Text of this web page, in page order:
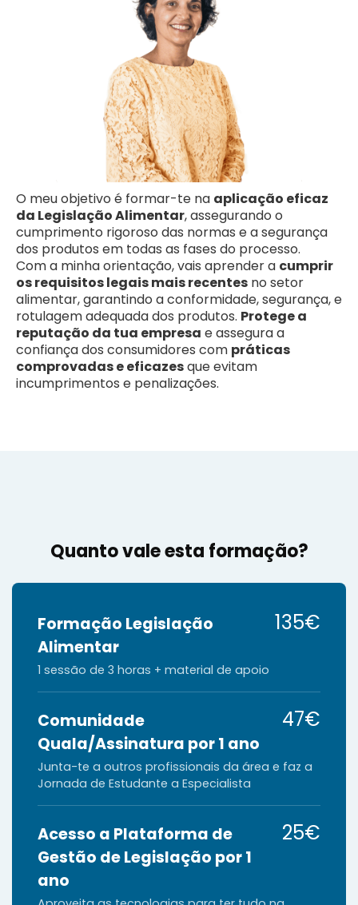
O meu objetivo é formar-te na aplicação eficaz
da Legislação Alimentar, assegurando o
cumprimento rigoroso das normas e a segurança
dos produtos em todas as fases do processo.
Com a minha orientação, vais aprender a cumprir
os requisitos legais mais recentes no setor
alimentar, garantindo a conformidade, segurança, e
rotulagem adequada dos produtos. Protege a
reputação da tua empresa e assegura a
confiança dos consumidores com práticas
comprovadas e eficazesque evitam
incumprimentos e penalizações.
Quanto vale esta formação?
Formação Legislação
Alimentar
135€
1 sessão de 3 horas + material de apoio
Comunidade
Quala/Assinatura por 1 ano
47€
Junta-te a outros profissionais da área e faz a
Jornada de Estudante a Especialista
Acesso a Plataforma de
Gestão de Legislação por 1
ano
25€